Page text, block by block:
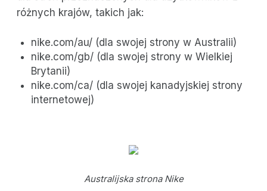
różnych krajów, takich jak:
nike.com/au/ (dla swojej strony w Australii)
nike.com/gb/ (dla swojej strony w Wielkiej
Brytanii)
nike.com/ca/ (dla swojej kanadyjskiej strony
internetowej)
Australijska strona Nike